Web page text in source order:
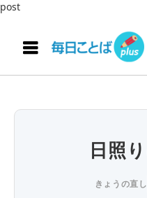
post
日照
きょうの直し